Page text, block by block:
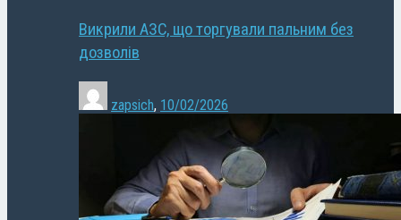
Викрили АЗС, що торгували пальним без
дозволів
zapsich, 10/02/2026